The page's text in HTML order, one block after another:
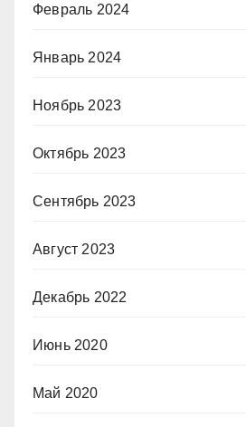
Февраль 2024
Январь 2024
Ноябрь 2023
Октябрь 2023
Сентябрь 2023
Август 2023
Декабрь 2022
Июнь 2020
Май 2020